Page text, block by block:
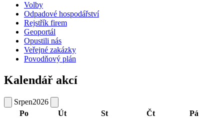
Volby
Odpadové hospodářství
Rejstřík firem
Geoportál
Opustili nás
Veřejné zakázky
Povodňový plán
Kalendář akcí
Srpen2026
Po
Út St Čt Pá